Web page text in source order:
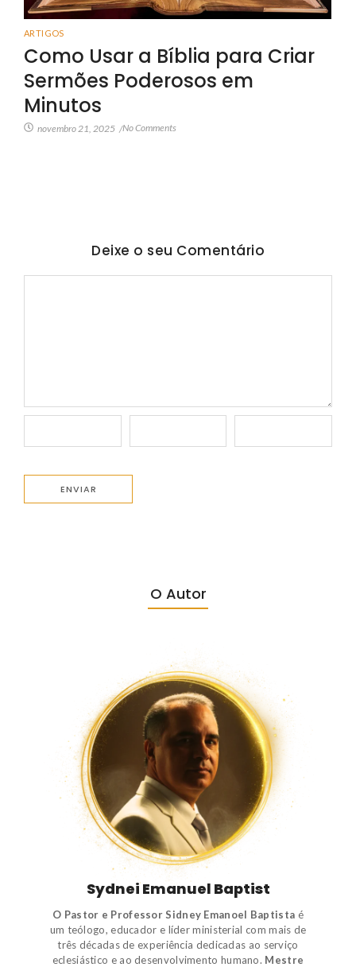
ARTIGOS
Como Usar a Bíblia para Criar
Sermões Poderosos em
Minutos
novembro 21, 2025 /No Comments
Deixe o seu Comentário
O Autor
Sydnei Emanuel Baptist
O Pastor e Professor Sidney Emanoel Baptista é
um teólogo, educador e líder ministerial com mais de
três décadas de experiência dedicadas ao serviço
eclesiástico e ao desenvolvimento humano. Mestre